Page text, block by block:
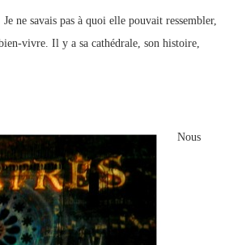
ne savais pas à quoi elle pouvait ressembler,
vivre. Il y a sa cathédrale, son histoire,
Nous